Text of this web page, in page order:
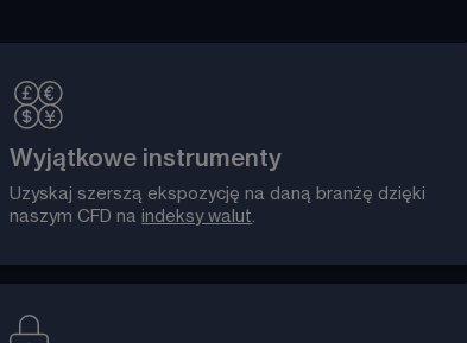
Wyjątkowe instrumenty
Uzyskaj szerszą ekspozycję na daną branżę dzięki
naszym CFD na indeksy walut